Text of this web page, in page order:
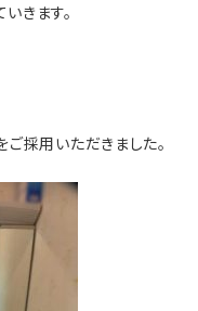
きます。
ご採用いただきました。